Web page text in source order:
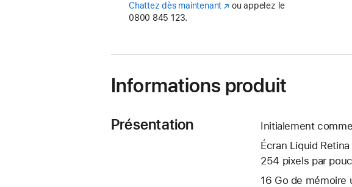
Chattez dès maintenant (s’ouvre
fenêtre)
ou appelez le
0800 845 123.
Informations produit
Présentation
Initialement
Écran Liquid
254 pixels par
16 Go de mémoire